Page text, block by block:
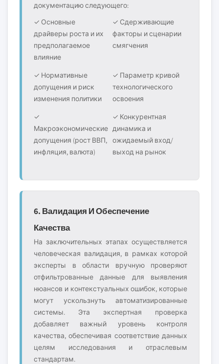
документацию следующего:
✓ Основные
драйверы роста и их
предполагаемое
влияние
✓ Сдерживающие
факторы и сценарии
смягчения
✓ Нормативные
допущения и риск
изменения политики
✓ Параметр кривой
технологического
освоения
✓
Макроэкономические
допущения (рост ВВП,
инфляция, валюта)
✓ Конкурентная
динамика и
ожидаемый вход/
выход на рынок
6. Валидация И Обеспечение
Качества
На заключительных этапах осуществляется
человеческая валидация, в рамках которой
эксперты в области вручную проверяют
отфильтрованные данные для выявления
нюансов и контекстуальных ошибок, которые
могут ускользнуть автоматизированные
системы. Эта экспертная проверка
добавляет важный уровень контроля
качества, обеспечивая соответствие данных
целям исследования и отраслевым
стандартам.